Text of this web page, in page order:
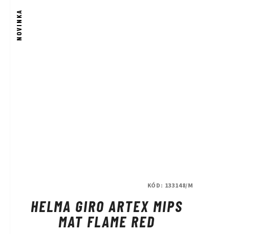
NOVINKA
HELMA GIRO ARTEX MIPS
MAT FLAME RED
KÓD: 133148/M